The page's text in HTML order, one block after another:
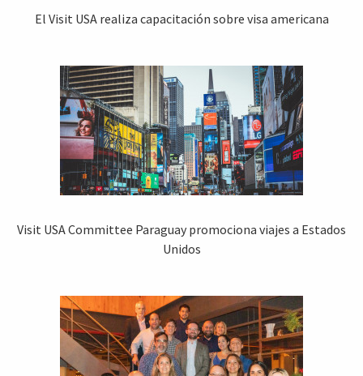
El Visit USA realiza capacitación sobre visa americana
Visit USA Committee Paraguay promociona viajes a Estados
Unidos